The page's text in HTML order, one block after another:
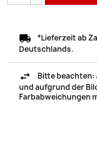
*Lieferzeit ab
Deutschlands.
Bitte beachten:
und aufgrund der
Farbabweichungen